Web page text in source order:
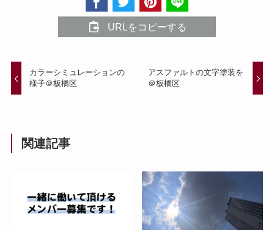
URLをコピーする
カラーシミュレーションの
様子＠板橋区
アスファルトの文字塗装を
＠板橋区
関連記事